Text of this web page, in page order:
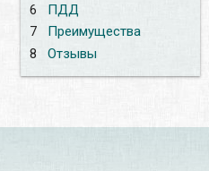
6
ПДД
7
Преимущества
8
Отзывы